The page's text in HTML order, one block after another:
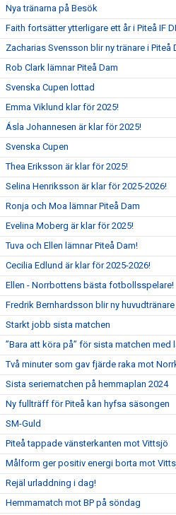
Nya tränarna på Besök
Faith fortsätter ytterligare ett år i Piteå IF
Zacharias Svensson blir ny tränare i Piteå
Rob Clark lämnar Piteå Dam
Svenska Cupen lottad
Emma Viklund klar för 2025!
Ásla Johannesen är klar för 2025!
Svenska Cupen
Thea Eriksson är klar för 2025!
Selina Henriksson är klar för 2025-2026!
Ronja och Moa lämnar Piteå Dam
Evelina Moberg är klar för 2025!
Tuva och Ellen lämnar Piteå Dam!
Cecilia Edlund är klar för 2025-2026!
Ellen - Norrbottens bästa fotbollsspelare!
Fredrik Bernhardsson blir ny huvudtränare
Starkt jobb sista matchen
”Bara att köra på” för sista matchen med
Två minuter som gav fjärde raka mot
Sista seriematchen på hemmaplan 2024
Ny fullträff för Piteå kan hyfsa säsongen
SM-Guld
Piteå tappade vänsterkanten mot Vittsjö
Målform ger positiv energi borta mot
Rejäl urladdning i dag!
Hemmamatch mot BP på söndag